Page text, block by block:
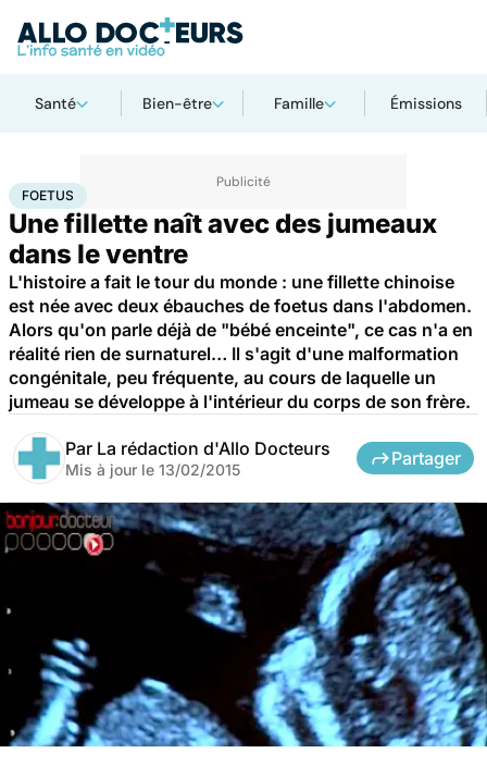
Santé Bien-être Famille Émissions
AccueilSanté
FOETUS
Une fillette naît avec des jumeaux
dans le ventre
L'histoire a fait le tour du monde : une fillette chinoise
est née avec deux ébauches de foetus dans l'abdomen.
Alors qu'on parle déjà de "bébé enceinte", ce cas n'a en
réalité rien de surnaturel… Il s'agit d'une malformation
congénitale, peu fréquente, au cours de laquelle un
jumeau se développe à l'intérieur du corps de son frère.
Par La rédaction d'Allo Docteurs
Mis à jour le 13/02/2015
Partager